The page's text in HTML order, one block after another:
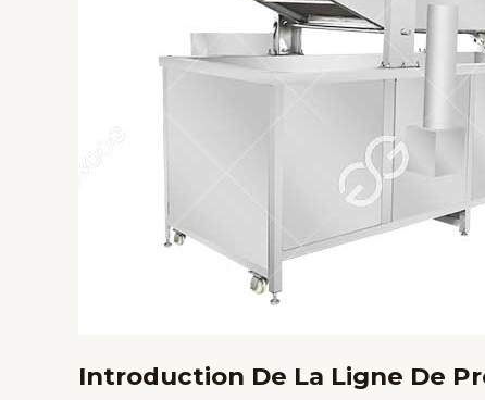
Introduction De La Ligne De